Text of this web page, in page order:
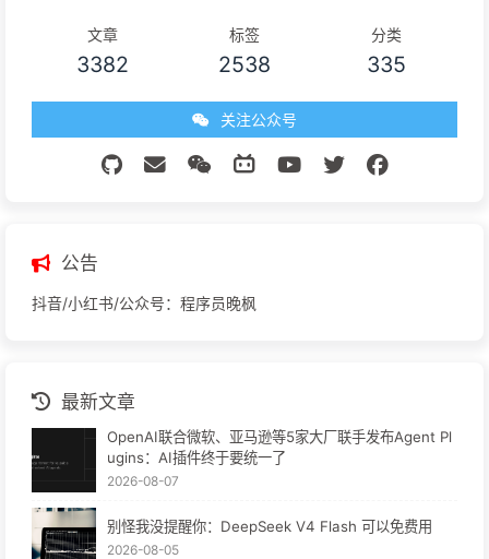
文章
3382
标签
2538
分类
335
关注公众号
公告
抖音/小红书/公众号：程序员晚枫
最新文章
OpenAI联合微软、亚马逊等5家大厂联手发布Agent Pl
ugins：AI插件终于要统一了
2026-08-07
别怪我没提醒你：DeepSeek V4 Flash 可以免费用
2026-08-05